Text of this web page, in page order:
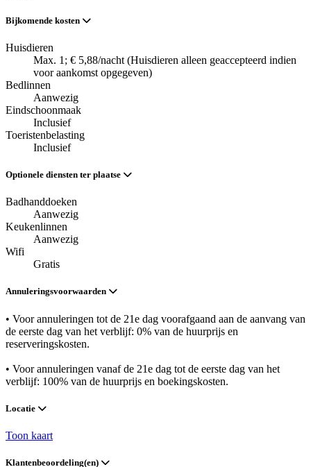
Bijkomende kosten
Huisdieren
Max. 1; € 5,88/nacht (Huisdieren alleen geaccepteerd indien
voor aankomst opgegeven)
Bedlinnen
Aanwezig
Eindschoonmaak
Inclusief
Toeristenbelasting
Inclusief
Optionele diensten ter plaatse
Badhanddoeken
Aanwezig
Keukenlinnen
Aanwezig
Wifi
Gratis
Annuleringsvoorwaarden
• Voor annuleringen tot de 21e dag voorafgaand aan de aanvang van
de eerste dag van het verblijf: 0% van de huurprijs en
reserveringskosten.
• Voor annuleringen vanaf de 21e dag tot de eerste dag van het
verblijf: 100% van de huurprijs en boekingskosten.
Locatie
Toon kaart
Klantenbeoordeling(en)